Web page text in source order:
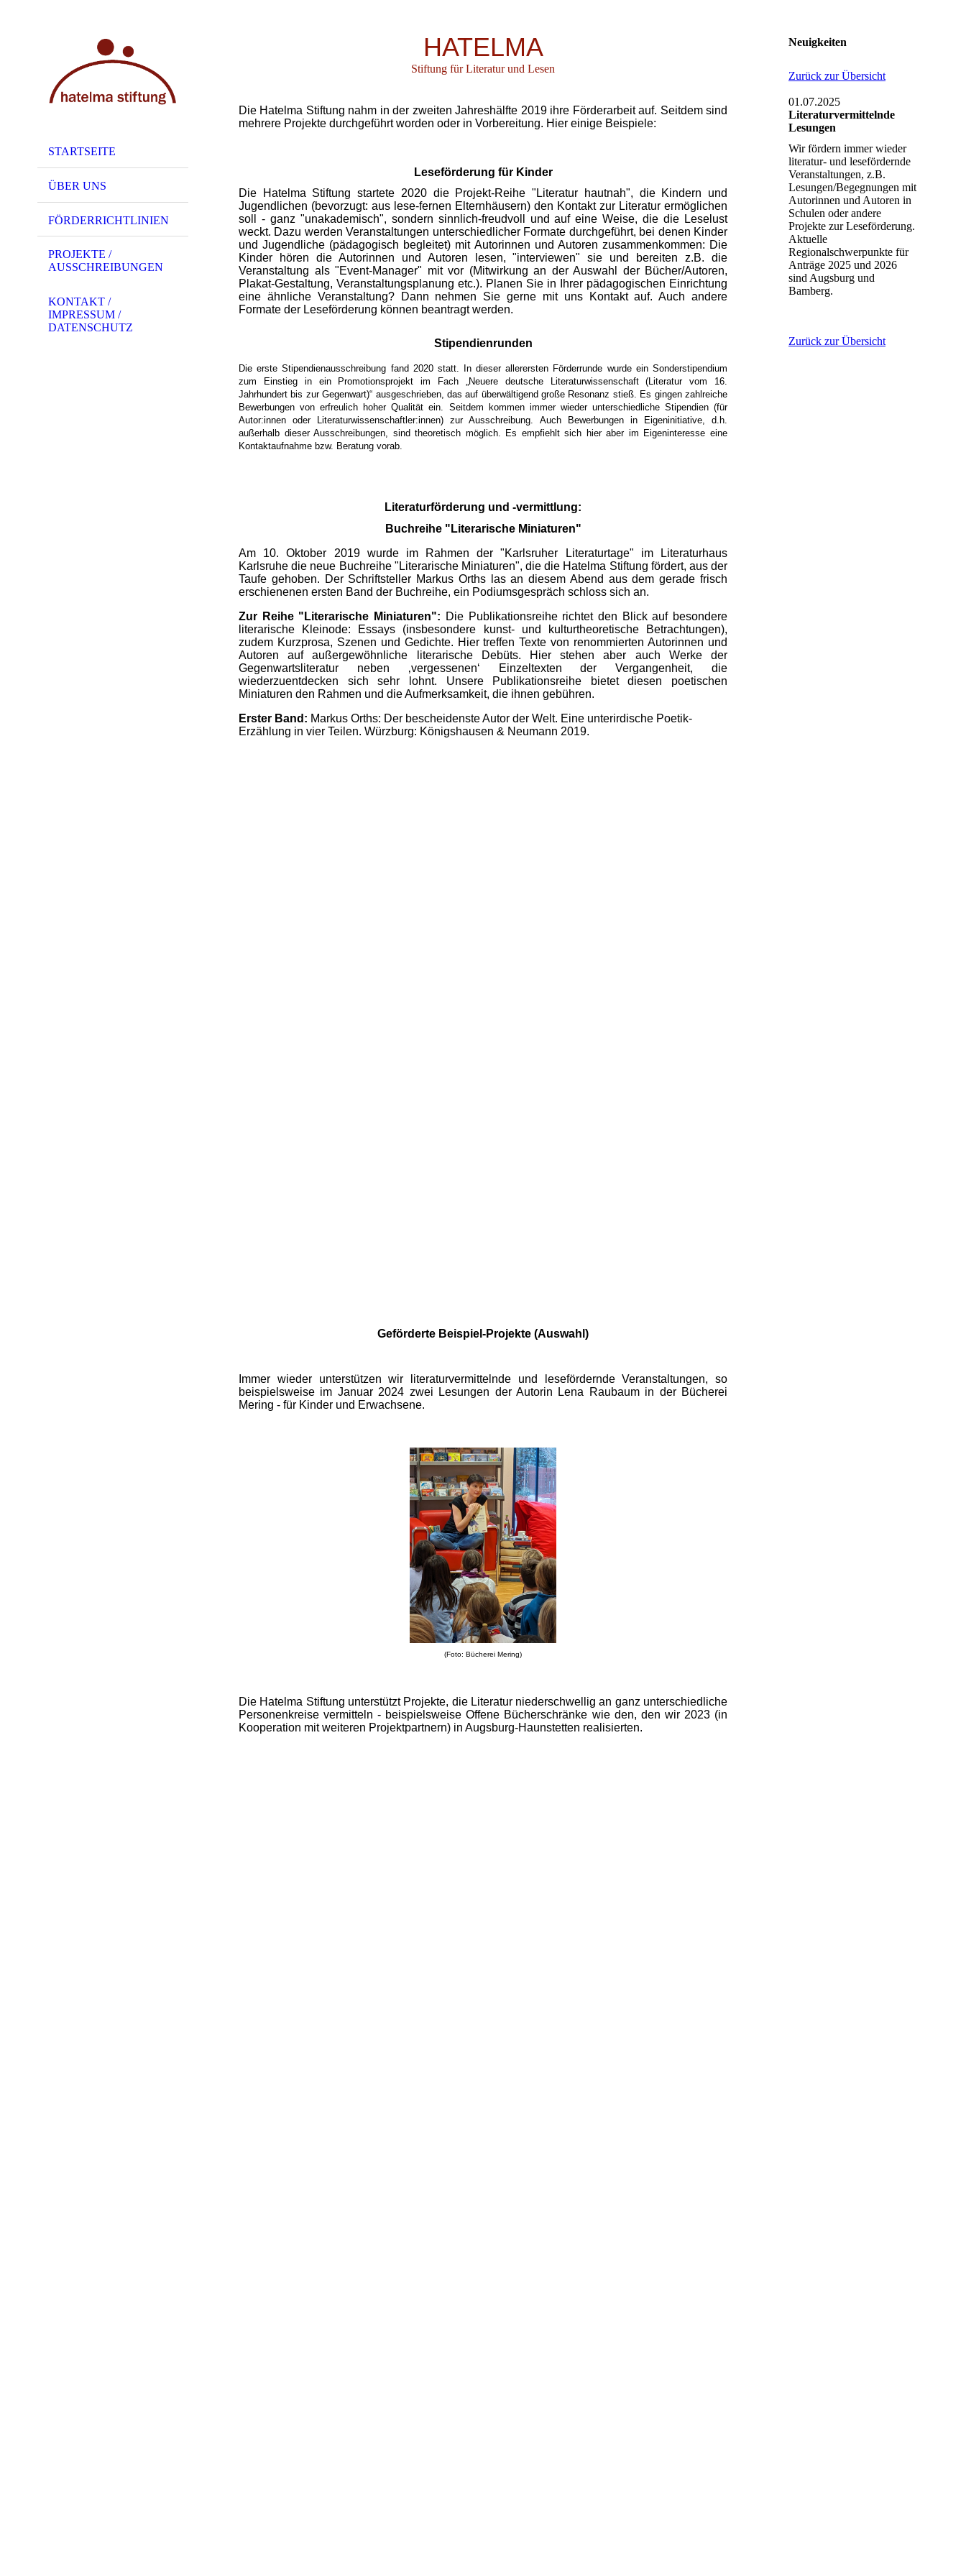
STARTSEITE
ÜBER UNS
FÖRDERRICHTLINIEN
PROJEKTE /
AUSSCHREIBUNGEN
KONTAKT /
IMPRESSUM /
DATENSCHUTZ
HATELMA
Stiftung für Literatur und Lesen
Die Hatelma Stiftung nahm in der zweiten Jahreshälfte 2019 ihre Förderarbeit auf. Seitdem sind
mehrere Projekte durchgeführt worden oder in Vorbereitung. Hier einige Beispiele:
Leseförderung für Kinder
Die Hatelma Stiftung startete 2020 die Projekt-Reihe "Literatur hautnah", die Kindern und
Jugendlichen (bevorzugt: aus lese-fernen Elternhäusern) den Kontakt zur Literatur ermöglichen
soll - ganz "unakademisch", sondern sinnlich-freudvoll und auf eine Weise, die die Leselust
weckt. Dazu werden Veranstaltungen unterschiedlicher Formate durchgeführt, bei denen Kinder
und Jugendliche (pädagogisch begleitet) mit Autorinnen und Autoren zusammenkommen: Die
Kinder hören die Autorinnen und Autoren lesen, "interviewen" sie und bereiten z.B. die
Veranstaltung als "Event-Manager" mit vor (Mitwirkung an der Auswahl der Bücher/Autoren,
Plakat-Gestaltung, Veranstaltungsplanung etc.). Planen Sie in Ihrer pädagogischen Einrichtung
eine ähnliche Veranstaltung? Dann nehmen Sie gerne mit uns Kontakt auf. Auch andere
Formate der Leseförderung können beantragt werden.
Stipendienrunden
Die erste Stipendienausschreibung fand 2020 statt. In dieser allerersten Förderrunde wurde ein Sonderstipendium
zum Einstieg in ein Promotionsprojekt im Fach „Neuere deutsche Literaturwissenschaft (Literatur vom 16.
Jahrhundert bis zur Gegenwart)“ ausgeschrieben, das auf überwältigend große Resonanz stieß. Es gingen zahlreiche
Bewerbungen von erfreulich hoher Qualität ein. Seitdem kommen immer wieder unterschiedliche Stipendien (für
Autor:innen oder Literaturwissenschaftler:innen) zur Ausschreibung. Auch Bewerbungen in Eigeninitiative, d.h.
außerhalb dieser Ausschreibungen, sind theoretisch möglich. Es empfiehlt sich hier aber im Eigeninteresse eine
Kontaktaufnahme bzw. Beratung vorab.
Literaturförderung und -vermittlung:
Buchreihe "Literarische Miniaturen"
Am 10. Oktober 2019 wurde im Rahmen der "Karlsruher Literaturtage" im Literaturhaus
Karlsruhe die neue Buchreihe "Literarische Miniaturen", die die Hatelma Stiftung fördert, aus der
Taufe gehoben. Der Schriftsteller Markus Orths las an diesem Abend aus dem gerade frisch
erschienenen ersten Band der Buchreihe, ein Podiumsgespräch schloss sich an.
Zur Reihe "Literarische Miniaturen": Die Publikationsreihe richtet den Blick auf besondere
literarische Kleinode: Essays (insbesondere kunst- und kulturtheoretische Betrachtungen),
zudem Kurzprosa, Szenen und Gedichte. Hier treffen Texte von renommierten Autorinnen und
Autoren auf außergewöhnliche literarische Debüts. Hier stehen aber auch Werke der
Gegenwartsliteratur neben ‚vergessenen‘ Einzeltexten der Vergangenheit, die
wiederzuentdecken sich sehr lohnt. Unsere Publikationsreihe bietet diesen poetischen
Miniaturen den Rahmen und die Aufmerksamkeit, die ihnen gebühren.
Erster Band: Markus Orths: Der bescheidenste Autor der Welt. Eine unterirdische Poetik-
Erzählung in vier Teilen. Würzburg: Königshausen & Neumann 2019.
Geförderte Beispiel-Projekte (Auswahl)
Immer wieder unterstützen wir literaturvermittelnde und lesefördernde Veranstaltungen, so
beispielsweise im Januar 2024 zwei Lesungen der Autorin Lena Raubaum in der Bücherei
Mering - für Kinder und Erwachsene.
(Foto: Bücherei Mering)
Die Hatelma Stiftung unterstützt Projekte, die Literatur niederschwellig an ganz unterschiedliche
Personenkreise vermitteln - beispielsweise Offene Bücherschränke wie den, den wir 2023 (in
Kooperation mit weiteren Projektpartnern) in Augsburg-Haunstetten realisierten.
Neuigkeiten
Zurück zur Übersicht
01.07.2025
Literaturvermittelnde
Lesungen
Wir fördern immer wieder
literatur- und lesefördernde
Veranstaltungen, z.B.
Lesungen/Begegnungen mit
Autorinnen und Autoren in
Schulen oder andere
Projekte zur Leseförderung.
Aktuelle
Regionalschwerpunkte für
Anträge 2025 und 2026
sind Augsburg und
Bamberg.
Zurück zur Übersicht